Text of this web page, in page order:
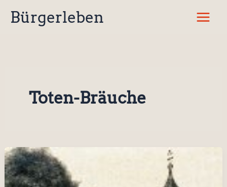
InhaltBürgerleben
Toten-Bräuche